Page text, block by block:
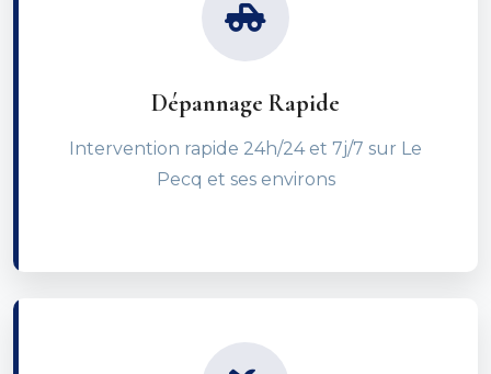
Dépannage Rapide
Intervention rapide 24h/24 et 7j/7 sur Le
Pecq et ses environs